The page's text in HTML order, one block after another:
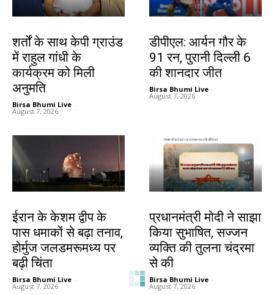
शर्तों के साथ केपी ग्राउंड
में राहुल गांधी के
कार्यक्रम को मिली
अनुमति
Birsa Bhumi Live -
August 7, 2026
डीपीएल: आर्यन गौर के
91 रन, पुरानी दिल्ली 6
की शानदार जीत
Birsa Bhumi Live -
August 7, 2026
ईरान के केशम द्वीप के
पास धमाकों से बढ़ा तनाव,
होर्मुज जलडमरूमध्य पर
बढ़ी चिंता
Birsa Bhumi Live -
August 7, 2026
प्रधानमंत्री मोदी ने साझा
किया सुभाषित, सज्जन
व्यक्ति की तुलना चंद्रमा
से की
Birsa Bhumi Live -
August 7, 2026